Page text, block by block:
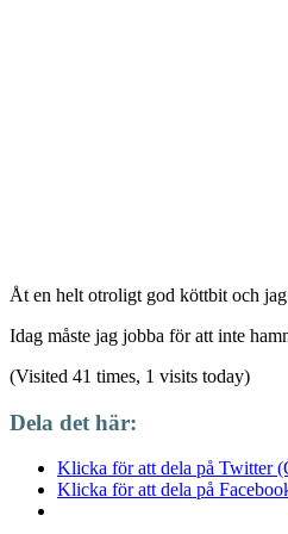
Åt en helt otroligt god köttbit och
Idag måste jag jobba för att inte
(Visited 41 times, 1 visits today)
Dela det här:
Klicka för att dela på Twitter
Klicka för att dela på